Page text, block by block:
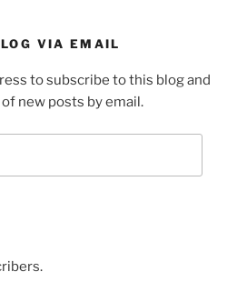
VIA EMAIL
to subscribe to this blog and
new posts by email.